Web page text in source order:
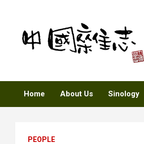
Sinozine
Home About Us Sinology
PEOPLE